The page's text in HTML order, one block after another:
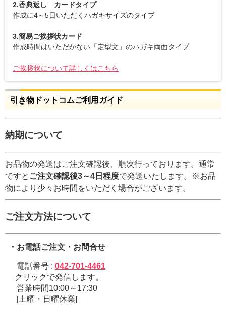
2.香典返し カードタイプ
作成に4～5日いただくハガキサイズのタイプ
3.簡易ご挨拶状カード
作成時間はいただかない「定型文」のハガキ両面タイプ
ご挨拶状について詳しくはこちら
引き物ドットコムご利用ガイド
納期について
お品物の発送はご注文確認後、順次行っております。通常
ですと ご注文確認後3～4日程度で発送いたします。※お品
物により少々お時間をいただく場合がございます。
ご注文方法について
・お電話ご注文・お問合せ
電話番号 : 042-701-4461
クリックで発信します。
営業時間10:00～17:30
[土曜・日曜休業]